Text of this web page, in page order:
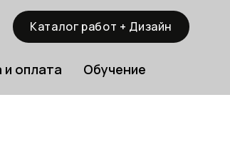
Каталог работ + Дизайн
и оплата Обучение